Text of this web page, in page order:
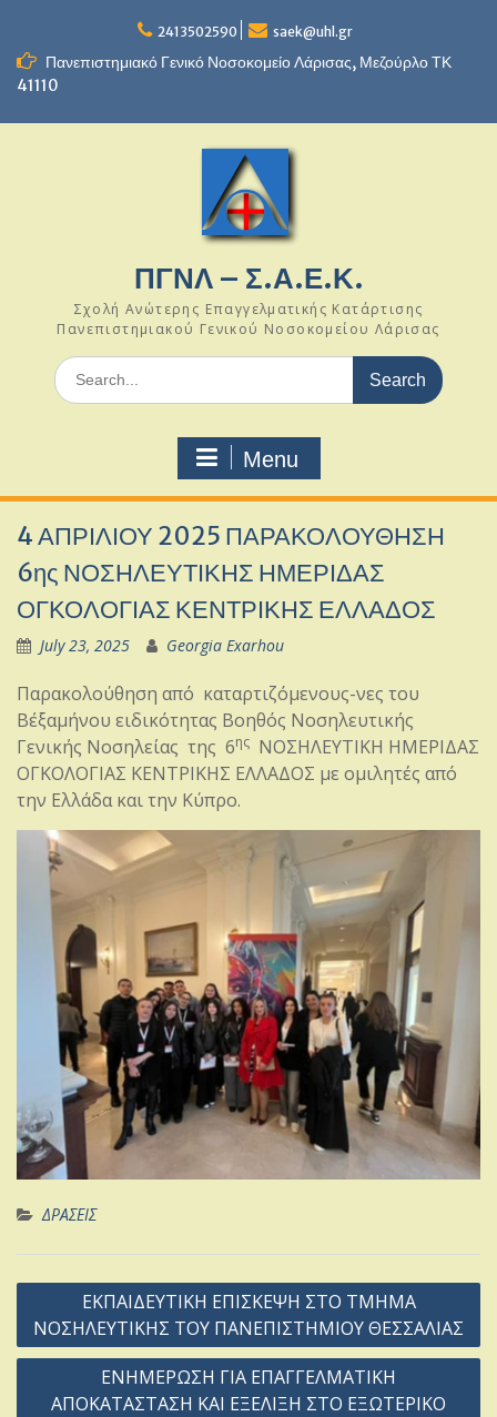
content
2413502590 saek@uhl.gr
Πανεπιστημιακό Γενικό Νοσοκομείο Λάρισας, Μεζούρλο ΤΚ
41110
ΠΓΝΛ – Σ.Α.Ε.Κ.
Σχολή Ανώτερης Επαγγελματικής Κατάρτισης
Πανεπιστημιακού Γενικού Νοσοκομείου Λάρισας
Search
for:
Menu
4 ΑΠΡΙΛΙΟΥ 2025 ΠΑΡΑΚΟΛΟΥΘΗΣΗ
6ης ΝΟΣΗΛΕΥΤΙΚΗΣ ΗΜΕΡΙΔΑΣ
ΟΓΚΟΛΟΓΙΑΣ ΚΕΝΤΡΙΚΗΣ ΕΛΛΑΔΟΣ
July 23, 2025 Georgia Exarhou
Παρακολούθηση από καταρτιζόμενους-νες του
Β΄εξαμήνου ειδικότητας Βοηθός Νοσηλευτικής
Γενικής Νοσηλείας της 6ης ΝΟΣΗΛΕΥΤΙΚΗ ΗΜΕΡΙΔΑΣ
ΟΓΚΟΛΟΓΙΑΣ ΚΕΝΤΡΙΚΗΣ ΕΛΛΑΔΟΣ με ομιλητές από
την Ελλάδα και την Κύπρο.
ΔΡΑΣΕΙΣ
Post
navigation
ΕΚΠΑΙΔΕΥΤΙΚΗ ΕΠΙΣΚΕΨΗ ΣΤΟ ΤΜΗΜΑ
ΝΟΣΗΛΕΥΤΙΚΗΣ ΤΟΥ ΠΑΝΕΠΙΣΤΗΜΙΟΥ ΘΕΣΣΑΛΙΑΣ
ΕΝΗΜΕΡΩΣΗ ΓΙΑ ΕΠΑΓΓΕΛΜΑΤΙΚΗ
ΑΠΟΚΑΤΑΣΤΑΣΗ ΚΑΙ ΕΞΕΛΙΞΗ ΣΤΟ ΕΞΩΤΕΡΙΚΟ